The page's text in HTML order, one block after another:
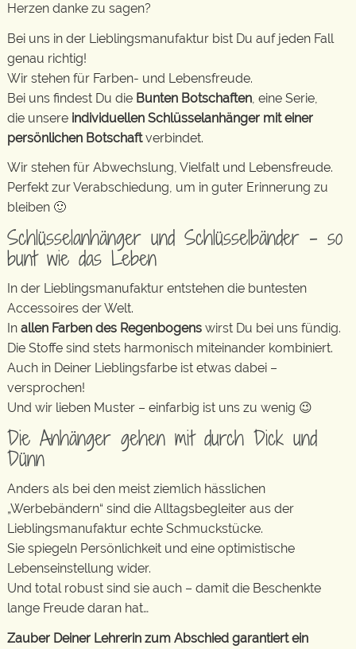
Herzen danke zu sagen?
Bei uns in der Lieblingsmanufaktur bist Du auf jeden Fall
genau richtig!
Wir stehen für Farben- und Lebensfreude.
Bei uns findest Du die Bunten Botschaften , eine Serie,
die unsere individuellen Schlüsselanhänger mit einer
persönlichen Botschaftverbindet.
Wir stehen für Abwechslung, Vielfalt und Lebensfreude.
Perfekt zur Verabschiedung, um in guter Erinnerung zu
bleiben 🙂
Schlüsselanhänger und Schlüsselbänder – so
bunt wie das Leben
In der Lieblingsmanufaktur entstehen die buntesten
Accessoires der Welt.
In allen Farben des Regenbogens wirst Du bei uns fündig.
Die Stoffe sind stets harmonisch miteinander kombiniert.
Auch in Deiner Lieblingsfarbe ist etwas dabei –
versprochen!
Und wir lieben Muster – einfarbig ist uns zu wenig 😉
Die Anhänger gehen mit durch Dick und
Dünn
Anders als bei den meist ziemlich hässlichen
„Werbebändern“ sind die Alltagsbegleiter aus der
Lieblingsmanufaktur echte Schmuckstücke.
Sie spiegeln Persönlichkeit und eine optimistische
Lebenseinstellung wider.
Und total robust sind sie auch – damit die Beschenkte
lange Freude daran hat…
Zauber Deiner Lehrerin zum Abschied garantiert ein